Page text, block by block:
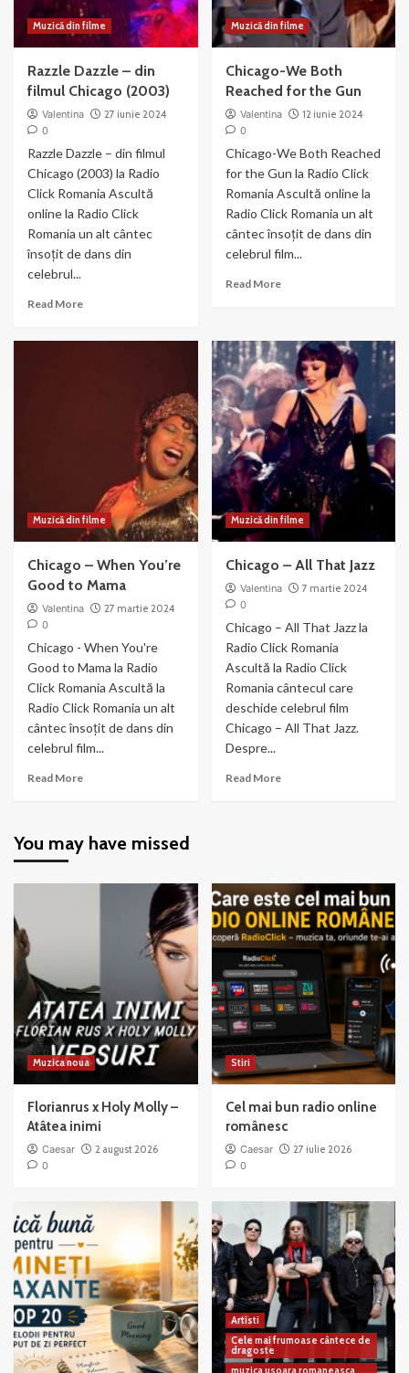
Muzică din filme
Razzle Dazzle – din
filmul Chicago (2003)
Valentina
27 iunie 2024
0
Razzle Dazzle – din filmul
Chicago (2003) la Radio
Click Romania Ascultă
online la Radio Click
Romania un alt cântec
însoțit de dans din
celebrul...
Read MoreRead
Muzică din filme
Chicago-We Both
Reached for the Gun
Valentina
12 iunie 2024
0
Chicago-We Both Reached
for the Gun la Radio Click
Romania Ascultă online la
Radio Click Romania un alt
cântec însoțit de dans din
celebrul film...
Read MoreRead
We
Both
Reached
for
the
Gun
Muzică din filme
Chicago – When You’re
Good to Mama
Valentina
27 martie 2024
0
Chicago - When You're
Good to Mama la Radio
Click Romania Ascultă la
Radio Click Romania un alt
cântec însoțit de dans din
celebrul film...
Read MoreRead
–
Muzică din filme
Chicago – All That Jazz
Valentina
7 martie 2024
0
Chicago – All That Jazz la
Radio Click Romania
Ascultă la Radio Click
Romania cântecul care
deschide celebrul film
Chicago – All That Jazz.
Despre...
Read MoreRead
Jazz
You may have missed
Muzica noua
Florianrus x Holy Molly –
Atâtea inimi
Caesar
2 august 2026
0
Stiri
Cel mai bun radio online
românesc
Caesar
27 iulie 2026
0
Artisti
Cele mai frumoase cântece de
dragoste
muzica usoara romaneasca